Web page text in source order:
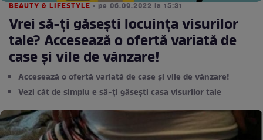
BEAUTY & LIFESTYLE • pe 06.09.2022 la 15:31
Vrei să-ți găsești locuința visurilor
tale? Accesează o ofertă variată de
case și vile de vânzare!
Accesează o ofertă variată de case și vile de vânzare!
Vezi cât de simplu e să-ți găsești casa visurilor tale